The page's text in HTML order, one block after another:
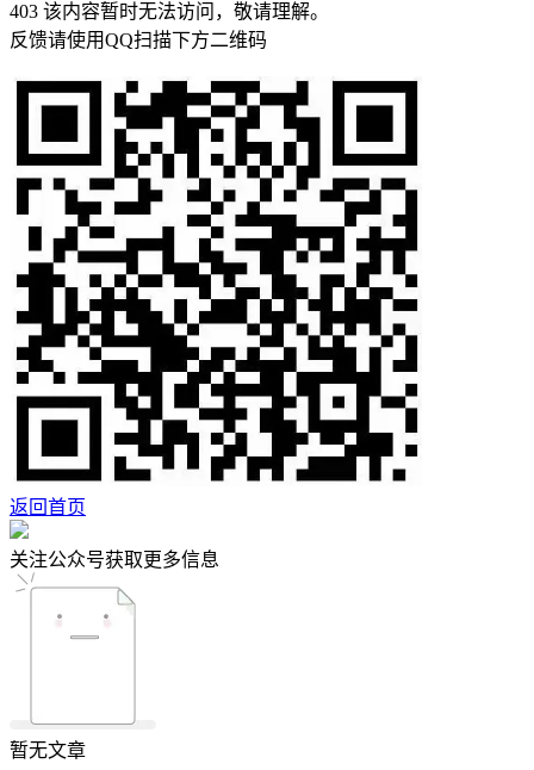
403 该内容暂时无法访问，敬请理解。
反馈请使用QQ扫描下方二维码
返回首页
关注公众号获取更多信息
暂无文章